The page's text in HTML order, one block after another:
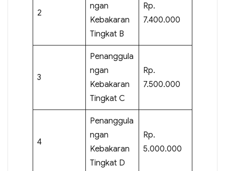
2
ngan
Kebakaran
Tingkat B
Rp.
7.400.000
3
Penanggula
ngan
Kebakaran
Tingkat C
Rp.
7.500.000
4
Penanggula
ngan
Kebakaran
Tingkat D
Rp.
5.000.000